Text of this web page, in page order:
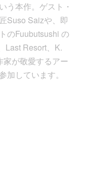
う本作。ゲスト・
Suso Saizや、即
のFuubutsushi の
Last Resort、K.
が敬愛するアー
加しています。